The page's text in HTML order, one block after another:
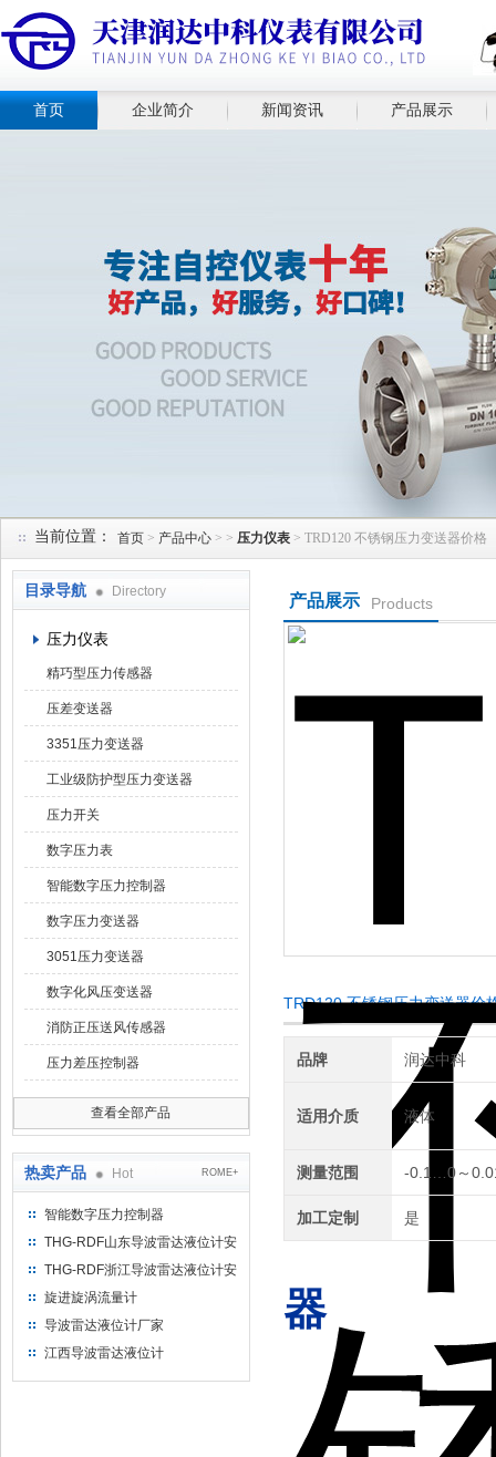
首页 企业简介 新闻资讯 产品展示
当前位置： 首页 > 产品中心 > > 压力仪表 > TRD120 不锈钢压力变送器价格
目录导航 Directory
压力仪表
精巧型压力传感器
压差变送器
3351压力变送器
工业级防护型压力变送器
压力开关
数字压力表
智能数字压力控制器
数字压力变送器
3051压力变送器
数字化风压变送器
消防正压送风传感器
压力差压控制器
查看全部产品
热卖产品 Hot ROME+
智能数字压力控制器
THG-RDF山东导波雷达液位计安
装方法
THG-RDF浙江导波雷达液位计安
装方法
旋进旋涡流量计
导波雷达液位计厂家
江西导波雷达液位计
产品展示 Products
TRD120 不锈钢压力变送器价
品牌 润达中科
适用介质 液体
测量范围 -0.1…0～
加工定制 是
器